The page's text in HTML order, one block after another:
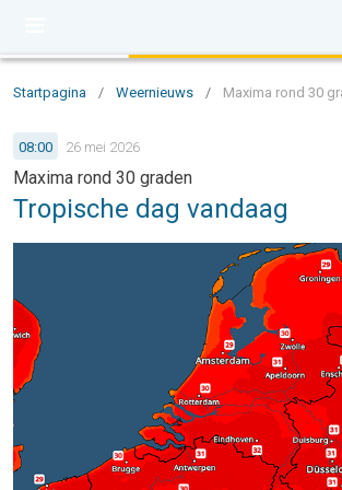
Startpagina / Weernieuws / Maxima rond 30
08:00 26 mei 2026
Maxima rond 30 graden
Tropische dag vandaag